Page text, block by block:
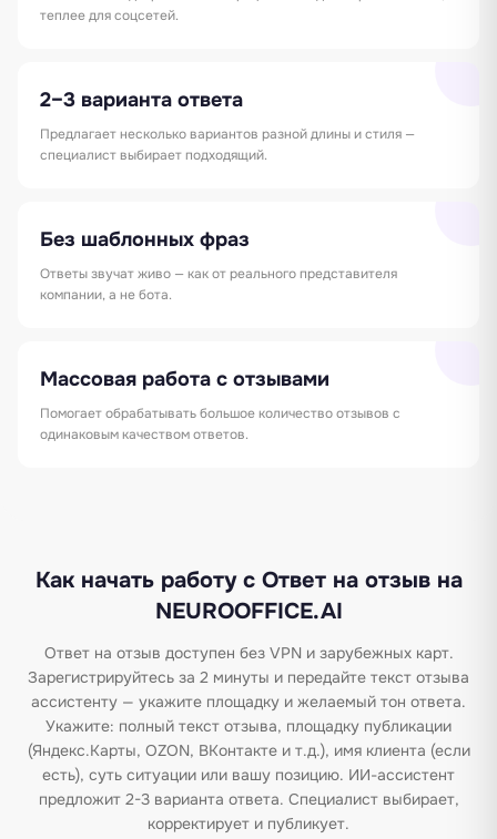
теплее для соцсетей.
2–3 варианта ответа
Предлагает несколько вариантов разной длины и стиля —
специалист выбирает подходящий.
Без шаблонных фраз
Ответы звучат живо — как от реального представителя
компании, а не бота.
Массовая работа с отзывами
Помогает обрабатывать большое количество отзывов с
одинаковым качеством ответов.
Как начать работу с Ответ на отзыв на
NEUROOFFICE.AI
Ответ на отзыв доступен без VPN и зарубежных карт.
Зарегистрируйтесь за 2 минуты и передайте текст отзыва
ассистенту — укажите площадку и желаемый тон ответа.
Укажите: полный текст отзыва, площадку публикации
(Яндекс.Карты, OZON, ВКонтакте и т.д.), имя клиента (если
есть), суть ситуации или вашу позицию. ИИ-ассистент
предложит 2-3 варианта ответа. Специалист выбирает,
корректирует и публикует.